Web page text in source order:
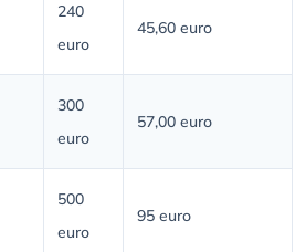
240
euro
45,60 euro
300
euro
57,00 euro
500
euro
95 euro